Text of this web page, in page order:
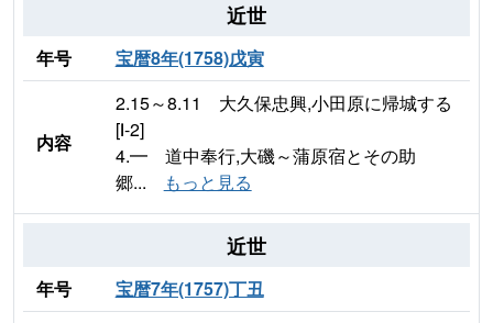
近世
年号 宝暦8年(1758)戊寅
内容
2.15～8.11 大久保忠興,小田原に帰城する
[Ⅰ-2]
4.━ 道中奉行,大磯～蒲原宿とその助
郷...
もっと見る
近世
年号 宝暦7年(1757)丁丑